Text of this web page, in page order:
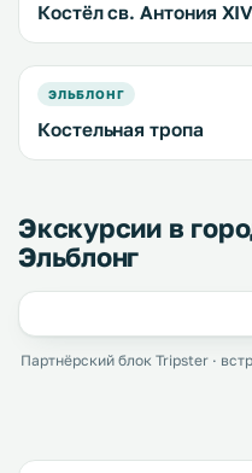
Костёл св. Антония
ЭЛЬБЛОНГ
Костельная тропа
Экскурсии в
Эльблонг
Партнёрский блок Tripster ·